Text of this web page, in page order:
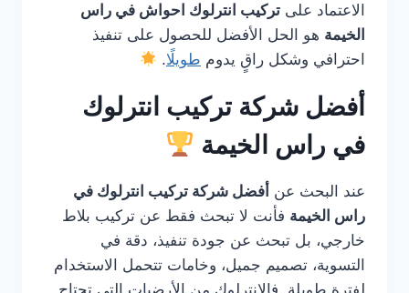
الاعتماد على تركيب انترلوك احواش في راس
الخيمة هو الحل الأفضل للحصول على تنفيذ
احترافي وشكل راقٍ يدوم طويلًا.
أفضل شركة تركيب انترلوك
في راس الخيمة
عند البحث عن أفضل شركة تركيب انترلوك في
راس الخيمة فأنت لا تبحث فقط عن تركيب بلاط
خارجي، بل تبحث عن جودة تنفيذ، دقة في
التسوية، تصميم جميل، وخامات تتحمل الاستخدام